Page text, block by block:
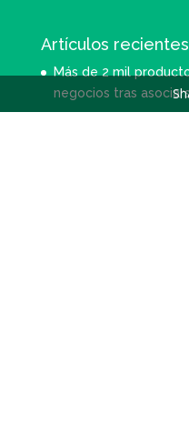
Artículos recientes
Más de 2 mil
negocios tras